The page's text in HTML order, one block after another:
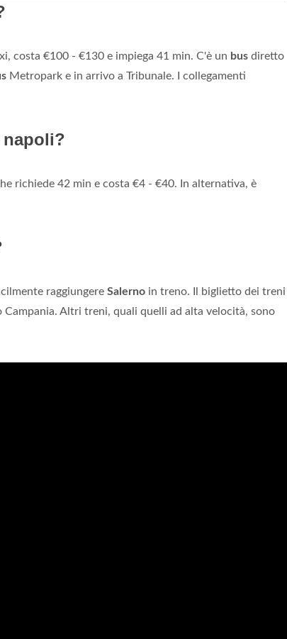
costa €100 - €130 e impiega 41 min. C'è un bus diretto
Metropark e in arrivo a Tribunale. I collegamenti
napoli?
richiede 42 min e costa €4 - €40. In alternativa, è
raggiungere Salerno in treno. Il biglietto dei treni
Altri treni, quali quelli ad alta velocità, sono